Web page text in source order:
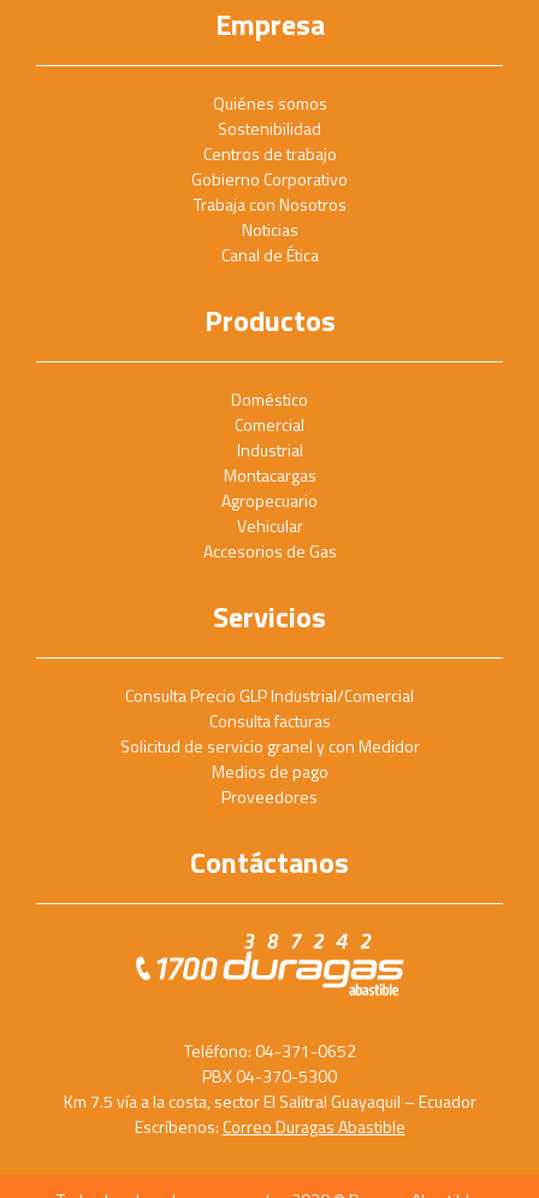
Empresa
Quiénes somos
Sostenibilidad
Centros de trabajo
Gobierno Corporativo
Trabaja con Nosotros
Noticias
Canal de Ética
Productos
Doméstico
Comercial
Industrial
Montacargas
Agropecuario
Vehicular
Accesorios de Gas
Servicios
Consulta Precio GLP Industrial/Comercial
Consulta facturas
Solicitud de servicio granel y con Medidor
Medios de pago
Proveedores
Contáctanos
Teléfono: 04-371-0652
PBX 04-370-5300
Km 7.5 vía a la costa, sector El Salitral Guayaquil – Ecuador
Escríbenos:Correo Duragas Abastible